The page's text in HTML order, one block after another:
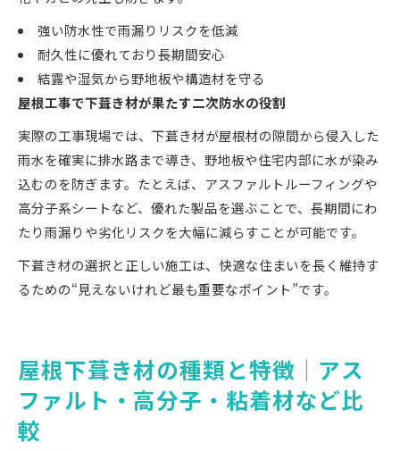
強い防水性で雨漏りリスクを低減
耐久性に優れており長期間安心
結露や湿気から野地板や構造材を守る
屋根工事で下葺き材が果たす二次防水の役割
実際の工事現場では、下葺き材が屋根材の隙間から侵入した
雨水を確実に排水路まで導き、野地板や住宅内部に水が染み
込むのを防ぎます。たとえば、アスファルトルーフィングや
高分子系シートなど、優れた製品を選ぶことで、長期間にわ
たり雨漏りや劣化リスクを大幅に減らすことが可能です。
下葺き材の選択と正しい施工は、快適な住まいを長く維持す
るための“見えないけれど最も重要なポイント”です。
屋根下葺き材の種類と特徴｜アス
ファルト・高分子・粘着材など比
較